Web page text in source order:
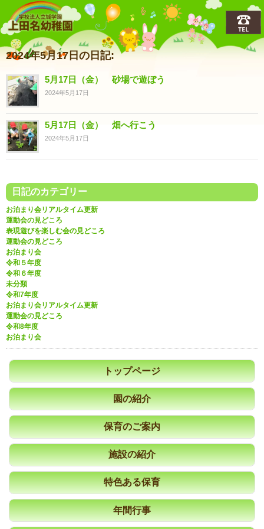
上田名(うえだな)幼稚園
2024年5月17日の日記:
5月17日（金） 砂場で遊ぼう
2024年5月17日
5月17日（金） 畑へ行こう
2024年5月17日
日記のカテゴリー
お泊まり会リアルタイム更新
運動会の見どころ
表現遊びを楽しむ会の見どころ
運動会の見どころ
お泊まり会
令和５年度
令和６年度
未分類
令和7年度
お泊まり会リアルタイム更新
運動会の見どころ
令和8年度
お泊まり会
トップページ
園の紹介
保育のご案内
施設の紹介
特色ある保育
年間行事